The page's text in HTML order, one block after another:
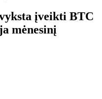
įveikti BTC
mėnesinį